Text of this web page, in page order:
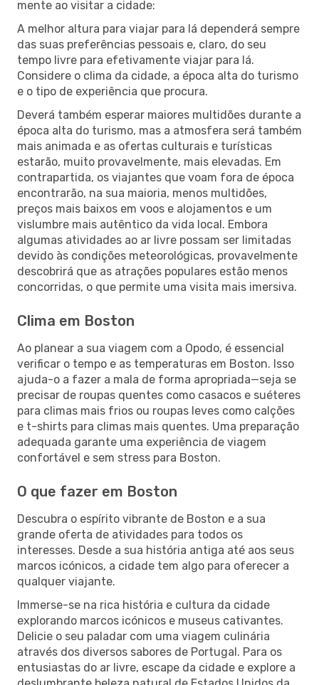
mente ao visitar a cidade:
A melhor altura para viajar para lá dependerá sempre
das suas preferências pessoais e, claro, do seu
tempo livre para efetivamente viajar para lá.
Considere o clima da cidade, a época alta do turismo
e o tipo de experiência que procura.
Deverá também esperar maiores multidões durante a
época alta do turismo, mas a atmosfera será também
mais animada e as ofertas culturais e turísticas
estarão, muito provavelmente, mais elevadas. Em
contrapartida, os viajantes que voam fora de época
encontrarão, na sua maioria, menos multidões,
preços mais baixos em voos e alojamentos e um
vislumbre mais autêntico da vida local. Embora
algumas atividades ao ar livre possam ser limitadas
devido às condições meteorológicas, provavelmente
descobrirá que as atrações populares estão menos
concorridas, o que permite uma visita mais imersiva.
Clima em Boston
Ao planear a sua viagem com a Opodo, é essencial
verificar o tempo e as temperaturas em Boston. Isso
ajuda-o a fazer a mala de forma apropriada—seja se
precisar de roupas quentes como casacos e suéteres
para climas mais frios ou roupas leves como calções
e t-shirts para climas mais quentes. Uma preparação
adequada garante uma experiência de viagem
confortável e sem stress para Boston.
O que fazer em Boston
Descubra o espírito vibrante de Boston e a sua
grande oferta de atividades para todos os
interesses. Desde a sua história antiga até aos seus
marcos icónicos, a cidade tem algo para oferecer a
qualquer viajante.
Immerse-se na rica história e cultura da cidade
explorando marcos icónicos e museus cativantes.
Delicie o seu paladar com uma viagem culinária
através dos diversos sabores de Portugal. Para os
entusiastas do ar livre, escape da cidade e explore a